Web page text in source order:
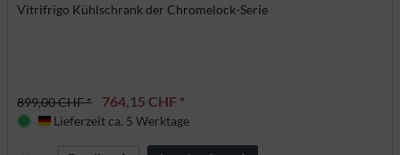
Vitrifrigo Kühlschrank der Chromelock-Serie
899,00 CHF * 764,15 CHF *
Deutschland
Lieferzeit ca. 5 Werktage